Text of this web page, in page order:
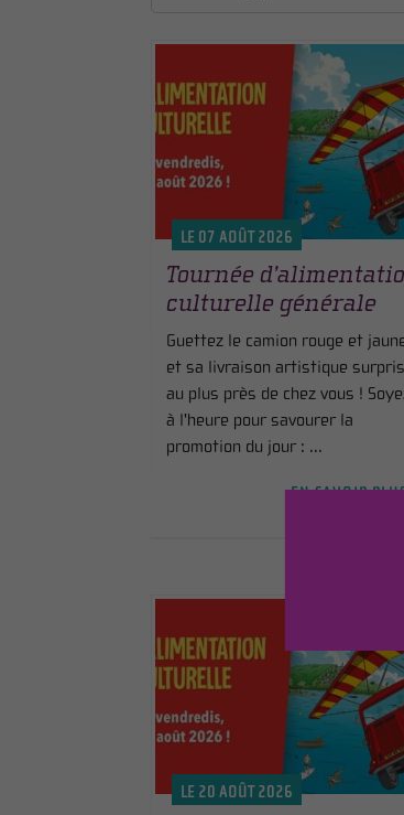
LE 07 AOÛT 2026
Tournée
culturelle générale
Guettez le camion rouge et
et sa livraison artistique
au plus près de chez vous !
à l'heure pour savourer la
promotion du jour : ...
EN SAVOIR
LE 20 AOÛT 2026